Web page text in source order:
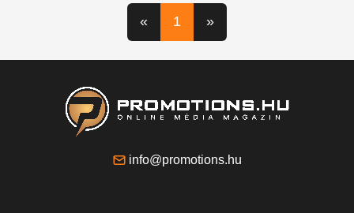
« 1 »
info@promotions.hu